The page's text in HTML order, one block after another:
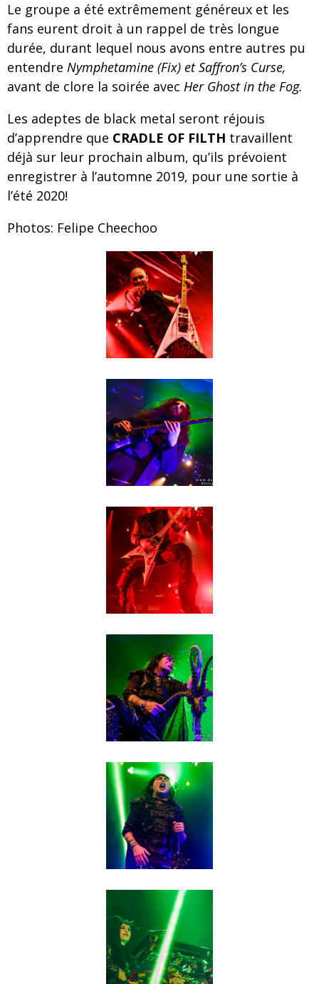
Le groupe a été extrêmement généreux et les
fans eurent droit à un rappel de très longue
durée, durant lequel nous avons entre autres pu
entendre Nymphetamine (Fix) et Saffron’s Curse,
avant de clore la soirée avec Her Ghost in the Fog.
Les adeptes de black metal seront réjouis
d’apprendre que CRADLE OF FILTH travaillent
déjà sur leur prochain album, qu’ils prévoient
enregistrer à l’automne 2019, pour une sortie à
l’été 2020!
Photos: Felipe Cheechoo